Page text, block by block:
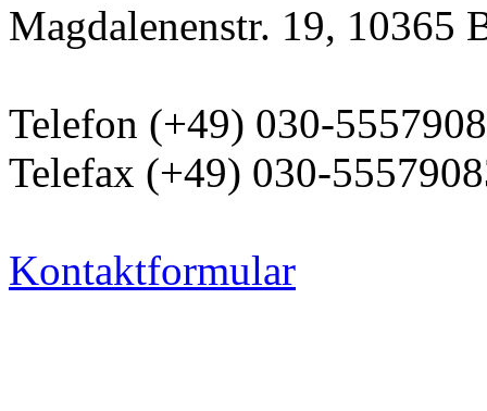
Magdalenenstr. 19, 10365
Telefon (+49) 030-
Telefax (+49) 030-
Kontaktformular